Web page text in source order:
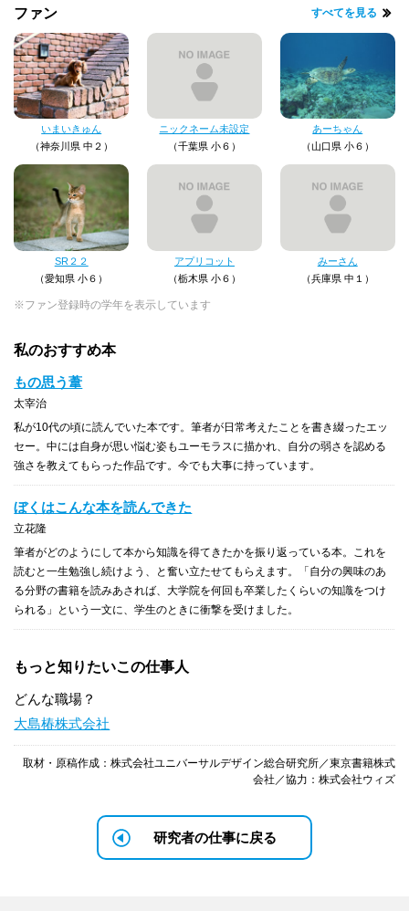
ファン すべてを見る
いまいきゅん
（神奈川県 中２）
ニックネーム未設定
（千葉県 小６）
あーちゃん
（山口県 小６）
SR２２
（愛知県 小６）
アプリコット
（栃木県 小６）
みーさん
（兵庫県 中１）
※ファン登録時の学年を表示しています
私のおすすめ本
もの思う葦
太宰治
私が10代の頃に読んでいた本です。筆者が日常考えたことを書き綴ったエッ
セー。中には自身が思い悩む姿もユーモラスに描かれ、自分の弱さを認める
強さを教えてもらった作品です。今でも大事に持っています。
ぼくはこんな本を読んできた
立花隆
筆者がどのようにして本から知識を得てきたかを振り返っている本。これを
読むと一生勉強し続けよう、と奮い立たせてもらえます。「自分の興味のあ
る分野の書籍を読みあされば、大学院を何回も卒業したくらいの知識をつけ
られる」という一文に、学生のときに衝撃を受けました。
もっと知りたいこの仕事人
どんな職場？
大島椿株式会社
取材・原稿作成：株式会社ユニバーサルデザイン総合研究所／東京書籍株式
会社／協力：株式会社ウィズ
研究者の仕事に戻る